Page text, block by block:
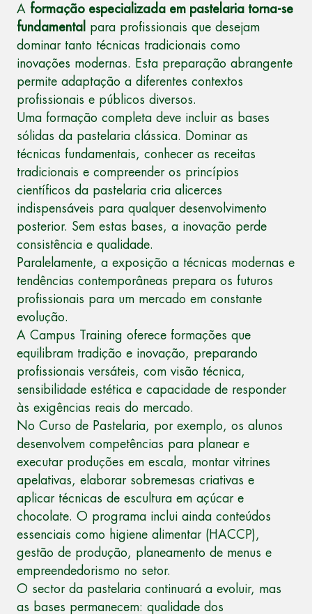
A formação especializada em pastelaria torna-se
fundamental
para profissionais que desejam
dominar tanto técnicas tradicionais como
inovações modernas. Esta preparação abrangente
permite adaptação a diferentes contextos
profissionais e públicos diversos.
Uma formação completa deve incluir as bases
sólidas da pastelaria clássica. Dominar as
técnicas fundamentais, conhecer as receitas
tradicionais e compreender os princípios
científicos da pastelaria cria alicerces
indispensáveis para qualquer desenvolvimento
posterior. Sem estas bases, a inovação perde
consistência e qualidade.
Paralelamente, a exposição a técnicas modernas e
tendências contemporâneas prepara os futuros
profissionais para um mercado em constante
evolução.
A Campus Training oferece formações que
equilibram tradição e inovação, preparando
profissionais versáteis, com visão técnica,
sensibilidade estética e capacidade de responder
às exigências reais do mercado.
NoCurso de Pastelaria, por exemplo, os alunos
desenvolvem competências para planear e
executar produções em escala, montar vitrines
apelativas, elaborar sobremesas criativas e
aplicar técnicas de escultura em açúcar e
chocolate. O programa inclui ainda conteúdos
essenciais como higiene alimentar (HACCP),
gestão de produção, planeamento de menus e
empreendedorismo no setor.
O sector da pastelaria continuará a evoluir, mas
as bases permanecem: qualidade dos